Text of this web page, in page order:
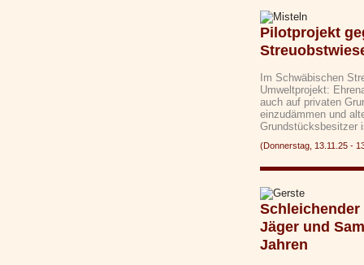
Pilotprojekt
Im Schwäbischen
Umweltprojekt:
auch auf privaten
einzudämmen und
(Donnerstag, 13.11.25 -
Jäger und
Jahren